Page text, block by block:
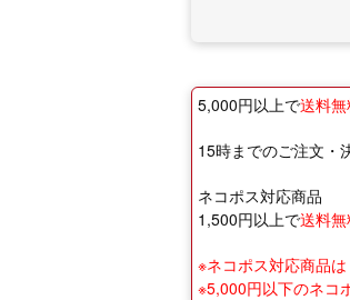
5,000円以上で送料無
15時までのご注文・
ネコポス対応商品
1,500円以上で送料無
※ネコポス対応商品
※5,000円以下のネコ